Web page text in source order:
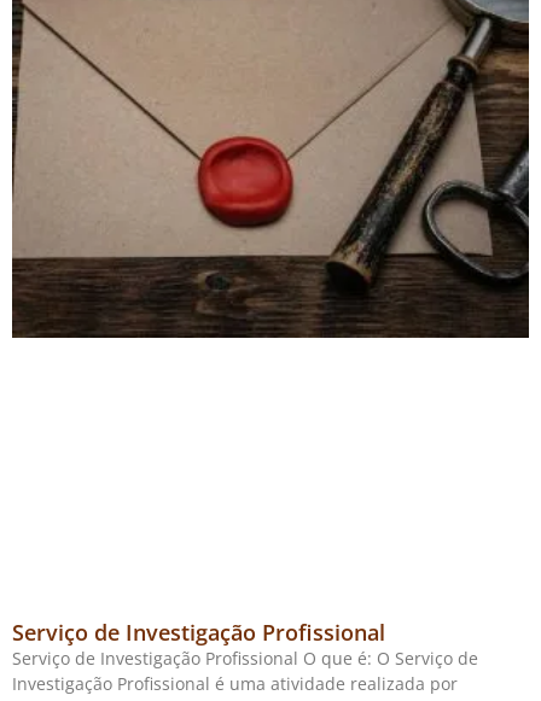
Serviço de Investigação Profissional
Serviço de Investigação Profissional O que é: O Serviço de
Investigação Profissional é uma atividade realizada por